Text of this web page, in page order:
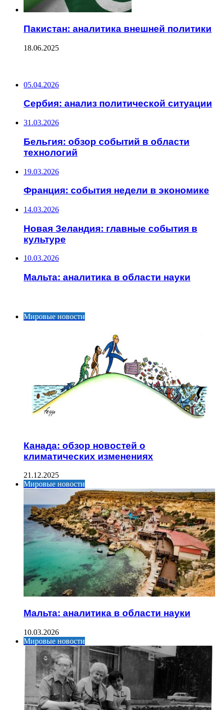
Пакистан: аналитика внешней политики
18.06.2025
05.04.2026
Сербия: анализ политической ситуации
31.03.2026
Бельгия: обзор событий в области
технологий
19.03.2026
Франция: события недели в экономике
14.03.2026
Новая Зеландия: главные события в
культуре
10.03.2026
Мальта: аналитика в области науки
Мировые новости
Канада: обзор новостей о
климатических изменениях
21.12.2025
Мировые новости
Мальта: аналитика в области науки
10.03.2026
Мировые новости